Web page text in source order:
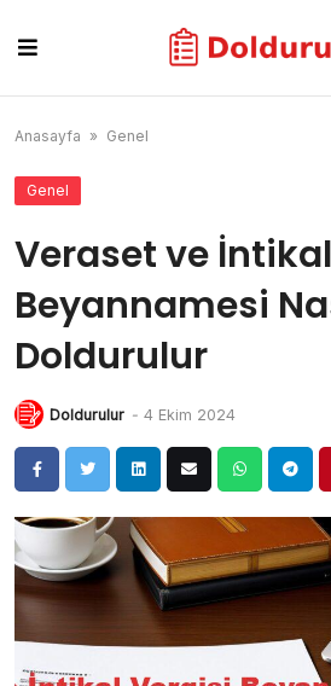
content
Anasayfa » Genel
Genel
Veraset ve
Beyannamesi
Doldurulur
Doldurulur - 4 Ekim 2024